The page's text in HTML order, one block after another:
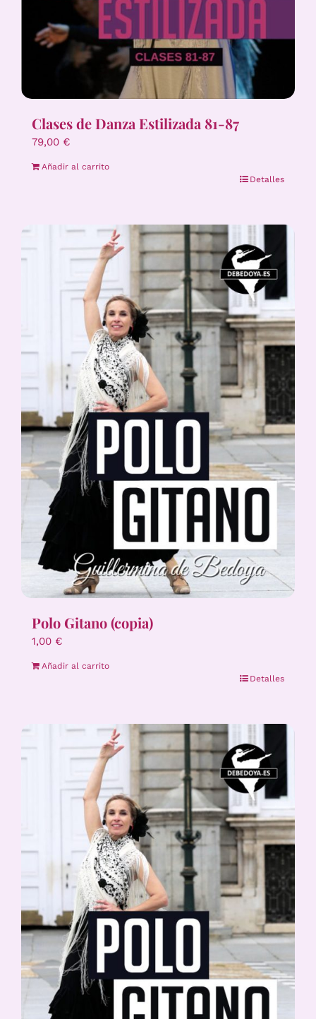
Clases de Danza Estilizada 81-87
79,00 €
Añadir al carrito
Detalles
Polo Gitano (copia)
1,00 €
Añadir al carrito
Detalles